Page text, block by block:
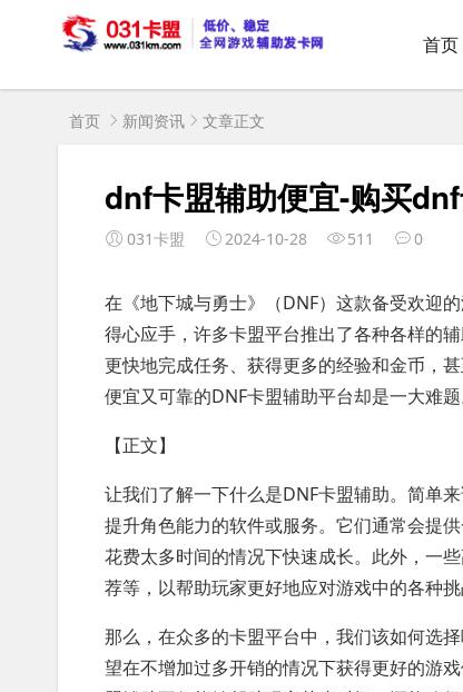
首页
首页 新闻资讯 文章正文
dnf卡盟辅助便宜-购买
031卡盟 2024-10-28 511 0
在《地下城与勇士》（DNF）这款备受欢迎
得心应手，许多卡盟平台推出了各种各样的
更快地完成任务、获得更多的经验和金币，
便宜又可靠的DNF卡盟辅助平台却是一大难
【正文】
让我们了解一下什么是DNF卡盟辅助。简单
提升角色能力的软件或服务。它们通常会提
花费太多时间的情况下快速成长。此外，一
荐等，以帮助玩家更好地应对游戏中的各种挑
那么，在众多的卡盟平台中，我们该如何选
望在不增加过多开销的情况下获得更好的游